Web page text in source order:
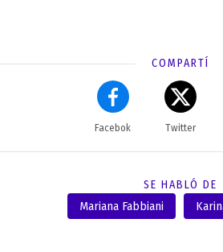
COMPARTÍ
Facebok Twitter
SE HABLÓ DE
Mariana Fabbiani